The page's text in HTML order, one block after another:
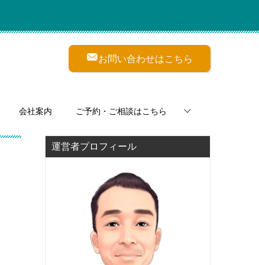
お問い合わせはこちら
会社案内 ご予約・ご相談はこちら
運営者プロフィール